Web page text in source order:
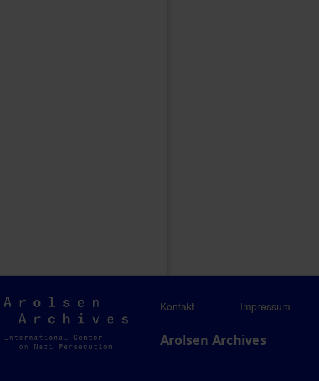
Arolsen
Archives
Kontakt Impressum
Arolsen Archives